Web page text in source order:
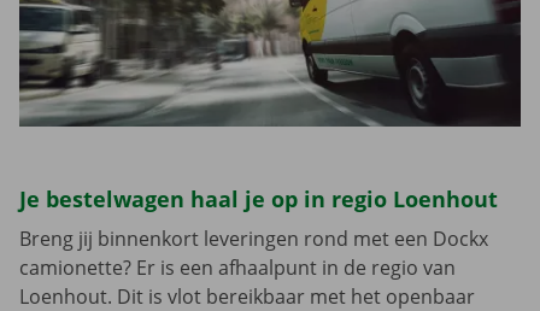
Je bestelwagen haal je op in regio Loenhout
Breng jij binnenkort leveringen rond met een Dockx
camionette? Er is een afhaalpunt in de regio van
Loenhout. Dit is vlot bereikbaar met het openbaar